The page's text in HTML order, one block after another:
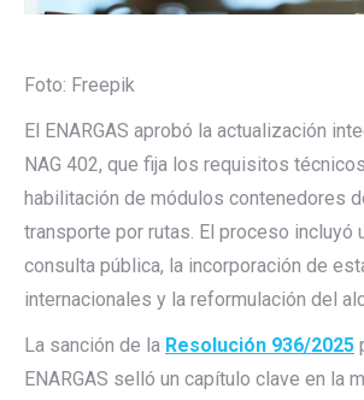
Foto: Freepik
El ENARGAS aprobó la actualización
NAG 402, que fija los requisitos
habilitación de módulos contenedores
transporte por rutas. El proceso incluyó
consulta pública, la incorporación de
internacionales y la reformulación del
La sanción de la Resolución 936/2025
ENARGAS selló un capítulo clave en la